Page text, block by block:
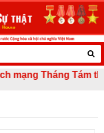
Tháng Tám